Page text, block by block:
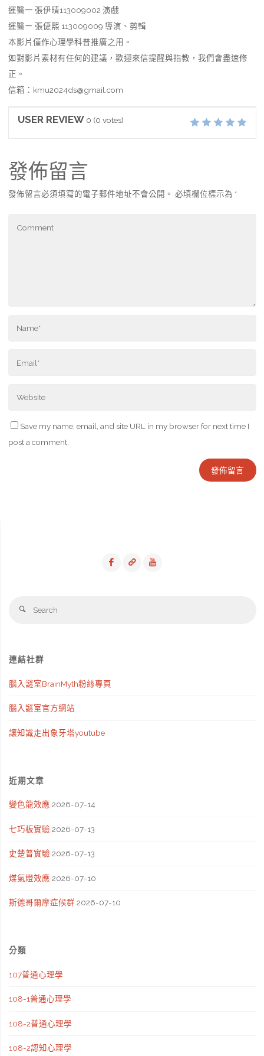
運醫一 張伊晴113009002 演戲
運醫ㄧ 張倢熙 113009009 導演、剪輯
本影片僅作心理學科普推廣之用。
如對影片素材有任何的建議，歡迎來信提醒與指教，我們會盡速修
正。
信箱：kmu2024ds@gmail.com
USER REVIEW 0 (0 votes)
發佈留言
發佈留言必須填寫的電子郵件地址不會公開。 必填欄位標示為 *
Save my name, email, and site URL in my browser for next time I
post a comment.
Search
連結社群
腦入謎室BrainMyth粉絲專頁
腦入謎室官方網站
讓知識走出象牙塔youtube
近期文章
變色龍效應 2026-07-14
七巧板實驗 2026-07-13
史楚普實驗 2026-07-13
煤氣燈效應 2026-07-10
斯德哥爾摩症候群 2026-07-10
分類
107普通心理學
108-1普通心理學
108-2普通心理學
108-2認知心理學